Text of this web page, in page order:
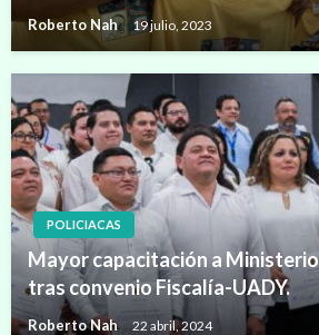
Roberto Nah 19 julio, 2023
POLICIACAS
Mayor capacitación a
tras convenio Fiscalía-UADY.
Roberto Nah 22 abril, 2024